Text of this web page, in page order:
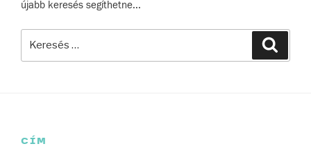
újabb keresés segíthetne...
CÍM